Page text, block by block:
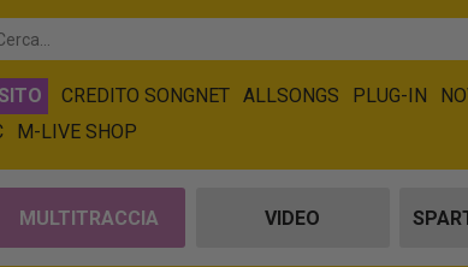
CREDITO SONGNET ALLSONGS PLUG-IN
M-LIVE SHOP
MULTITRACCIA VIDEO